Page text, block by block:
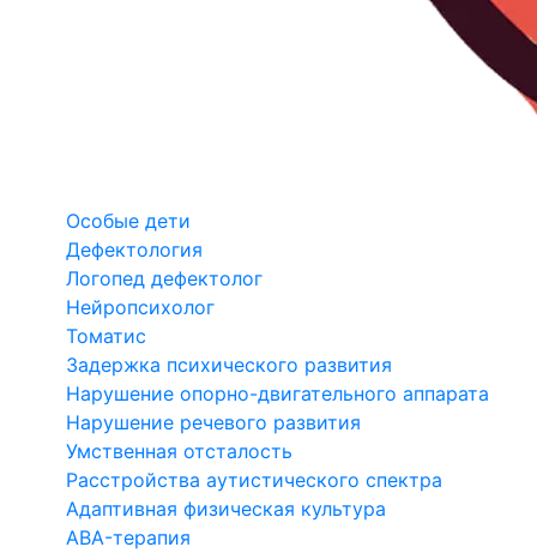
Особые дети
Дефектология
Логопед дефектолог
Нейропсихолог
Томатис
Задержка психического развития
Нарушение опорно-двигательного аппарата
Нарушение речевого развития
Умственная отсталость
Расстройства аутистического спектра
Адаптивная физическая культура
ABA-терапия